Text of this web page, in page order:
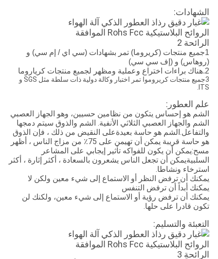
الشهادات:
1جميع منتجات (كريروما) تمر بشهادات (سي اي / إم سي) و
(روهاس) و (إف سي سي)
2.هناك براءات اختراع وعملية ومظهر لجميع منتجات كرياروما
3جميع منتجات كريروموا تمر اختبار وكالة دولية ذات سلطة مثل SGS و
ITS.
علم العطور:
الشم هو إحساس يتكون من نظامين حسيين، وهو الجهاز العصبي
الشم والجهاز العصبي الثلاثي الأنفية. الشم والذوق سيتم دمجها
والتفاعل.الشم هو حاسة بعيدةعلى النقيض من ذلك ، فإن الذوق
هو حاسة قريبة يمكن أن تهيمن على 75٪ من مزاج الناس ، أظهر
مسح:يمكن أن يكون للفواكه تأثير إيجابي على المشاعر
السلبيةيمكن أن تجعل الناس يشعرون بالسعادة ، أكثر إثارة ، أكثر
استرخاء ونشاطا.
يمكنك أن ترفض النظر أو الاستماع إلى شيء معين ولكن لا
يمكنك أبداً أن ترفض التنفس
يمكنك أن ترفض رؤية أو الاستماع إلى شيء معين، ولكنك لن
تكون قادرا على حلها.
التعبئة والتسليم: